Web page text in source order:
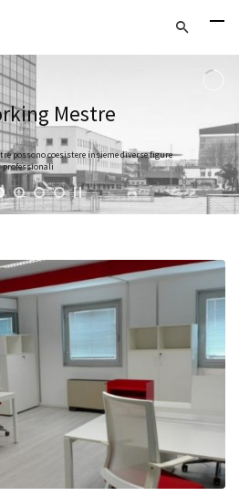
possono coesistere insieme diverse figure
professionali
Mestre